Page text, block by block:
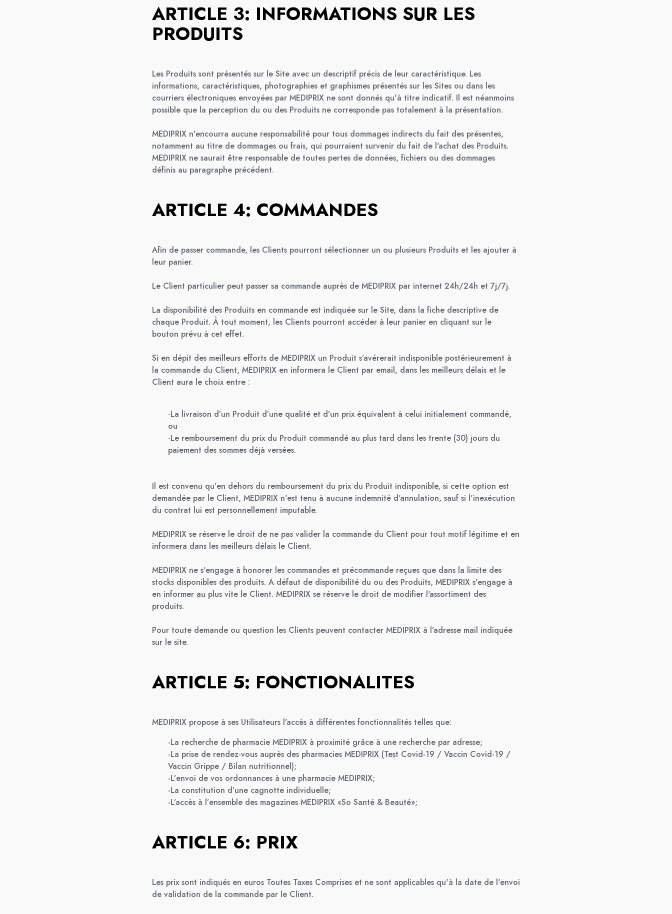
ARTICLE 3: INFORMATIONS SUR LES
PRODUITS
Les Produits sont présentés sur le Site avec un descriptif précis de leur caractéristique. Les
informations, caractéristiques, photographies et graphismes présentés sur les Sites ou dans les
courriers électroniques envoyées par MEDIPRIX ne sont donnés qu'à titre indicatif. Il est néanmoins
possible que la perception du ou des Produits ne corresponde pas totalement à la présentation.
MEDIPRIX n'encourra aucune responsabilité pour tous dommages indirects du fait des présentes,
notamment au titre de dommages ou frais, qui pourraient survenir du fait de l'achat des Produits.
MEDIPRIX ne saurait être responsable de toutes pertes de données, fichiers ou des dommages
définis au paragraphe précédent.
ARTICLE 4: COMMANDES
Afin de passer commande, les Clients pourront sélectionner un ou plusieurs Produits et les ajouter à
leur panier.
Le Client particulier peut passer sa commande auprès de MEDIPRIX par internet 24h/24h et 7j/7j.
La disponibilité des Produits en commande est indiquée sur le Site, dans la fiche descriptive de
chaque Produit. À tout moment, les Clients pourront accéder à leur panier en cliquant sur le
bouton prévu à cet effet.
Si en dépit des meilleurs efforts de MEDIPRIX un Produit s’avérerait indisponible postérieurement à
la commande du Client, MEDIPRIX en informera le Client par email, dans les meilleurs délais et le
Client aura le choix entre :
-La livraison d’un Produit d’une qualité et d’un prix équivalent à celui initialement commandé,
ou
-Le remboursement du prix du Produit commandé au plus tard dans les trente (30) jours du
paiement des sommes déjà versées.
Il est convenu qu’en dehors du remboursement du prix du Produit indisponible, si cette option est
demandée par le Client, MEDIPRIX n'est tenu à aucune indemnité d'annulation, sauf si l'inexécution
du contrat lui est personnellement imputable.
MEDIPRIX se réserve le droit de ne pas valider la commande du Client pour tout motif légitime et en
informera dans les meilleurs délais le Client.
MEDIPRIX ne s'engage à honorer les commandes et précommande reçues que dans la limite des
stocks disponibles des produits. A défaut de disponibilité du ou des Produits, MEDIPRIX s'engage à
en informer au plus vite le Client. MEDIPRIX se réserve le droit de modifier l'assortiment des
produits.
Pour toute demande ou question les Clients peuvent contacter MEDIPRIX à l’adresse mail indiquée
sur le site.
ARTICLE 5: FONCTIONALITES
MEDIPRIX propose à ses Utilisateurs l’accès à différentes fonctionnalités telles que:
-La recherche de pharmacie MEDIPRIX à proximité grâce à une recherche par adresse;
-La prise de rendez-vous auprès des pharmacies MEDIPRIX (Test Covid-19 / Vaccin Covid-19 /
Vaccin Grippe / Bilan nutritionnel);
-L’envoi de vos ordonnances à une pharmacie MEDIPRIX;
-La constitution d’une cagnotte individuelle;
-L’accès à l’ensemble des magazines MEDIPRIX «So Santé & Beauté»;
ARTICLE 6: PRIX
Les prix sont indiqués en euros Toutes Taxes Comprises et ne sont applicables qu'à la date de l'envoi
de validation de la commande par le Client.